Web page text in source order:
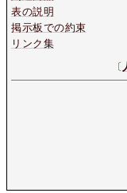
表の説明
掲示板での約束
リンク集
〔